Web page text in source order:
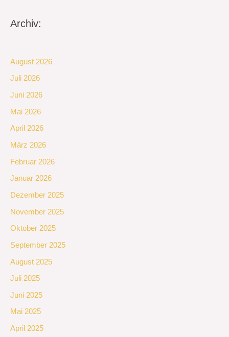
Archiv:
August 2026
Juli 2026
Juni 2026
Mai 2026
April 2026
März 2026
Februar 2026
Januar 2026
Dezember 2025
November 2025
Oktober 2025
September 2025
August 2025
Juli 2025
Juni 2025
Mai 2025
April 2025